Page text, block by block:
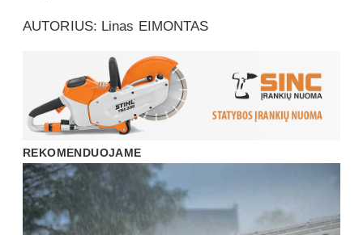
AUTORIUS: Linas EIMONTAS
REKOMENDUOJAME